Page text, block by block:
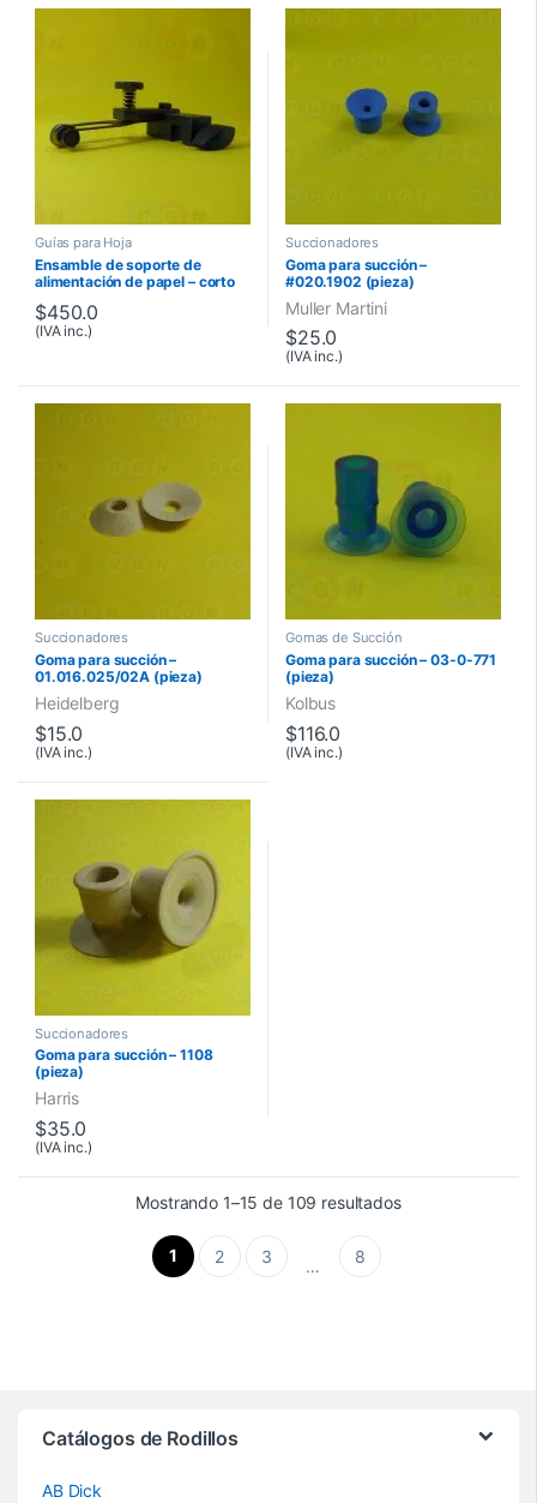
Guías para Hoja
Ensamble de soporte de
alimentación de papel – corto
$450.0
(IVA inc.)
Succionadores
Goma para succión –
#020.1902 (pieza)
Muller Martini
$25.0
(IVA inc.)
Succionadores
Goma para succión –
01.016.025/02A (pieza)
Heidelberg
$15.0
(IVA inc.)
Gomas de Succión
Goma para succión – 03-0-771
(pieza)
Kolbus
$116.0
(IVA inc.)
Succionadores
Goma para succión – 1108
(pieza)
Harris
$35.0
(IVA inc.)
Mostrando 1–15 de 109 resultados
1 2 3 … 8
Catálogos de Rodillos
AB Dick